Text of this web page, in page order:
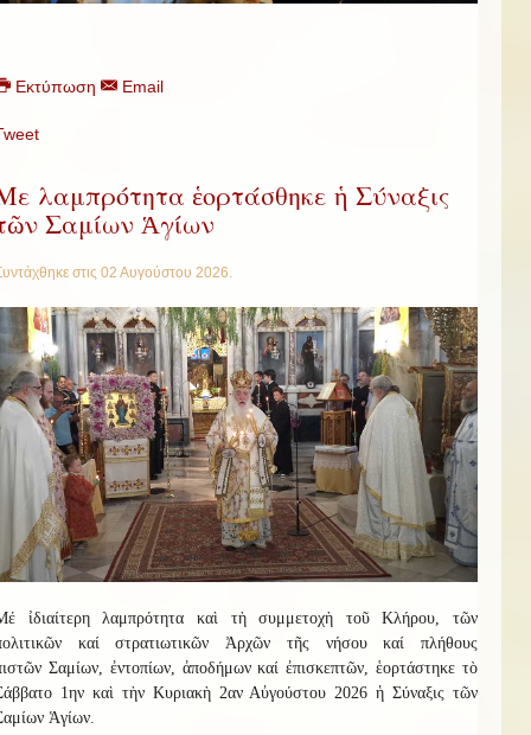
Εκτύπωση Email
λαμπρότητα ἑορτάσθηκε ἡ Σύναξις
Σαμίων Ἁγίων
στις 02 Αυγούστου 2026
έ ἰδιαίτερη λαμπρότητα καὶ τὴ συμμετοχὴ τοῦ Κλήρου , τῶν
καί στρατιωτικῶν Ἀρχῶν τῆς νήσου καί πλήθους
Σαμίων, ἐντοπίων, ἀποδήμων καί ἐπισκεπτῶν , ἑορτάστηκε τὸ
1ην καὶ τὴν Κυριακὴ 2αν Αὐγούστου 2026ἡ Σύναξις τῶν
Ἁγίων.